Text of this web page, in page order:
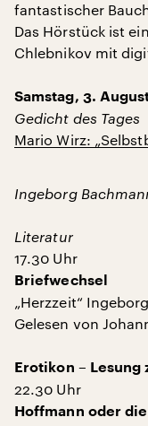
fantastischer
Das Hörstück ist
Chlebnikov mit
Samstag, 3.
Gedicht des Tages
Mario Wirz:
Ingeborg
Literatur
17.30 Uhr
Briefwechsel
„Herzzeit“
Gelesen von
Erotikon – Lesung
22.30 Uhr
Hoffmann oder